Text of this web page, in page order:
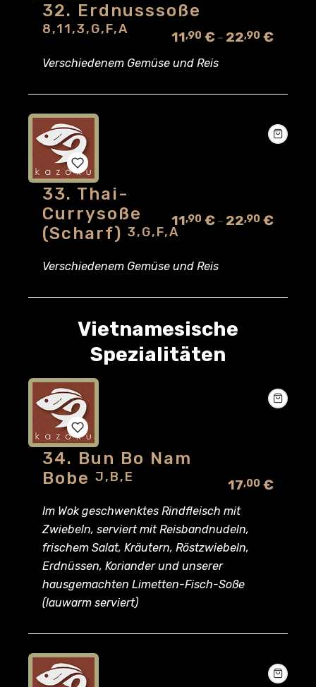
Add
wishlist
32. Erdnusssoße
8,11,3,G,F,A
Verschiedenem Gemüse und Reis
11,90 € – 22,90 €
to
33. Thai-
Currysoße
(scharf) 3,G,F,A
Verschiedenem Gemüse und Reis
11,90 € – 22,90 €
Vietnamesische
Spezialitäten
Add
wishlist
34. Bun Bo Nam
Bobe J,B,E
Im Wok geschwenktes Rindfleisch mit
Zwiebeln, serviert mit Reisbandnudeln,
frischem Salat, Kräutern, Röstzwiebeln,
Erdnüssen, Koriander und unserer
hausgemachten Limetten-Fisch-Soße
(lauwarm serviert)
17,00 €